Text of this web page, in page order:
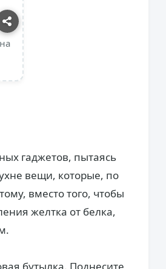
гаджетов, пытаясь
вещи, которые, по
вместо того, чтобы
желтка от белка,